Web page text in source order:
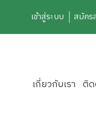
เข้าสู่ระบบ สมัคร
เกี่ยวกับเรา ติด